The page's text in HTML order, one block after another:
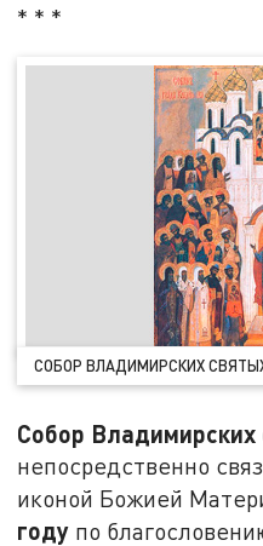
* * *
СОБОР ВЛАДИМИРСКИХ СВЯТЫХ.
Собор Владимирских
непосредственно
иконой Божией
году по